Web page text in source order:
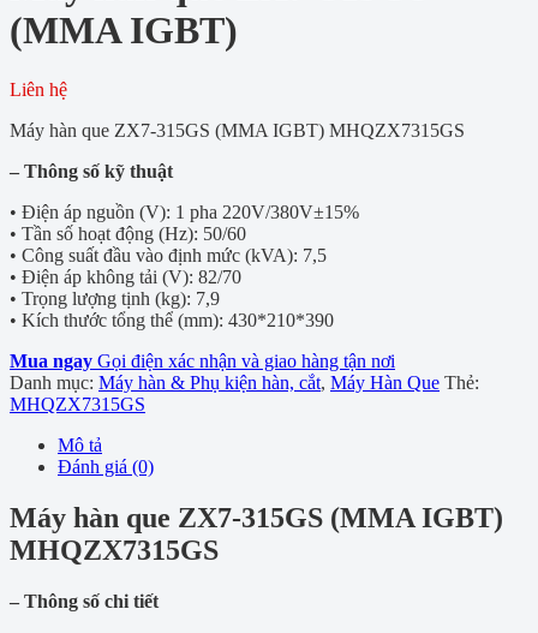
(MMA IGBT)
Liên hệ
Máy hàn que ZX7-315GS (MMA IGBT) MHQZX7315GS
– Thông số kỹ thuật
• Điện áp nguồn (V): 1 pha 220V/380V±15%
• Tần số hoạt động (Hz): 50/60
• Công suất đầu vào định mức (kVA): 7,5
• Điện áp không tải (V): 82/70
• Trọng lượng tịnh (kg): 7,9
• Kích thước tổng thể (mm): 430*210*390
Mua ngay Gọi điện xác nhận và giao hàng tận nơi
Danh mục: Máy hàn & Phụ kiện hàn, cắt, Máy Hàn Que Thẻ:
MHQZX7315GS
Mô tả
Đánh giá (0)
Máy hàn que ZX7-315GS (MMA IGBT)
MHQZX7315GS
– Thông số chi tiết